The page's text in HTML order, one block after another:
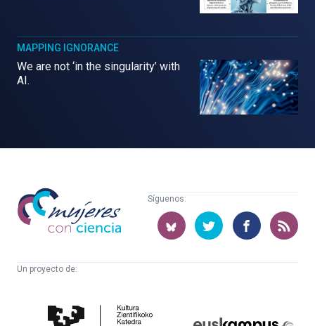
MAPPING IGNORANCE
We are not ‘in the singularity’ with
AI.
Mujeres
con
ciencia
Síguenos:
Un proyecto de:
Cultura